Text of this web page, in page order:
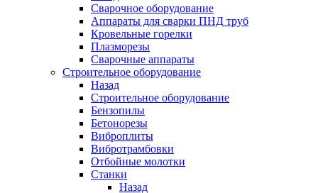
Сварочное оборудование
Аппараты для сварки ПНД труб
Кровельные горелки
Плазморезы
Сварочные аппараты
Строительное оборудование
Назад
Строительное оборудование
Бензопилы
Бетонорезы
Виброплиты
Вибротрамбовки
Отбойные молотки
Станки
Назад